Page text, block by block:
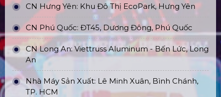
CN Hưng Yên: Khu Đô Thị EcoPark, Hưng Yên
CN Phú Quốc: ĐT45, Dương Đông, Phú Quốc
CN Long An: Viettruss Aluminum - Bến Lức, Long
An
Nhà Máy Sản Xuất: Lê Minh Xuân, Bình Chánh,
TP. HCM